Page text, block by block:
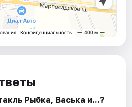
Рыбка, Васька и...?